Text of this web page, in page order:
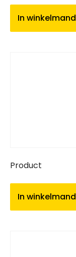
In winkelmand
Product
In winkelmand